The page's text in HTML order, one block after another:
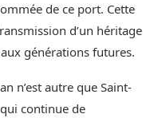
de ce port. Cette
d’un héritage
générations futures.
n’est autre que Saint-
continue de